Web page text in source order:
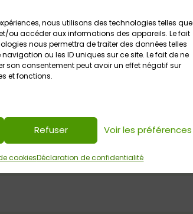
nous utilisons des technologies telles que
ou accéder aux informations des appareils. Le fait
nous permettra de traiter des données telles
ou les ID uniques sur ce site. Le fait de ne
son consentement peut avoir un effet négatif sur
et fonctions.
Refuser Voir les préférences
cookiesDéclaration de confidentialité